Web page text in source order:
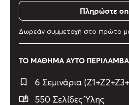
διεξαγωγή τους.Πληρώστε
Δωρεάν συμμετοχή στο πρώτο
ΤΟ ΜΑΘΗΜΑ ΑΥΤΟ
6 Σεμινάρια
550 Σελίδες Ύλης